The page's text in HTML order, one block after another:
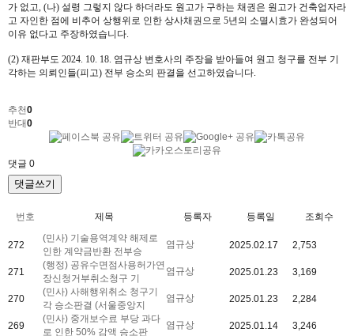
가 없고, (나) 설령 그렇지 않다 하더라도 원고가 구하는 채권은 원고가 건축업자라
고 자인한 점에 비추어 상행위로 인한 상사채권으로 5년의 소멸시효가 완성되어
이유 없다고 주장하였습니다.
(2) 재판부도 2024. 10. 18. 염규상 변호사의 주장을 받아들여 원고 청구를 전부 기
각하는 의뢰인들(피고) 전부 승소의 판결을 선고하였습니다.
추천0
반대0
댓글 0
댓글쓰기
번호 제목 등록자 등록일 조회수
272
(민사) 기술용역계약 해제로
인한 계약금반환 전부승
염규상 2025.02.17 2,753
271
(행정) 공유수면점사용허가연
장신청거부취소청구 기
염규상 2025.01.23 3,169
270
(민사) 사해행위취소 청구기
각 승소판결 (서울중앙지
염규상 2025.01.23 2,284
269
(민사) 중개보수료 부당 과다
로 인한 50% 감액 승소판
염규상 2025.01.14 3,246